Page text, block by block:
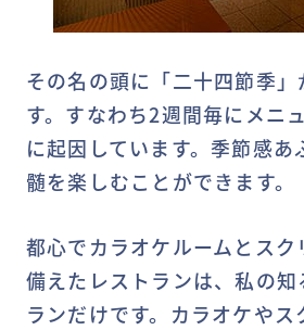
その名の頭に「二十四節季」
す。すなわち2週間毎にメニ
に起因しています。季節感あ
髄を楽しむことができます。
都心でカラオケルームとスク
備えたレストランは、私の知
ランだけです。カラオケやス